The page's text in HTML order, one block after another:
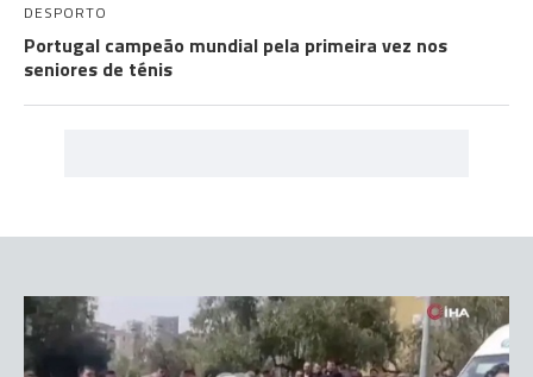
DESPORTO
Portugal campeão mundial pela primeira vez nos
seniores de ténis